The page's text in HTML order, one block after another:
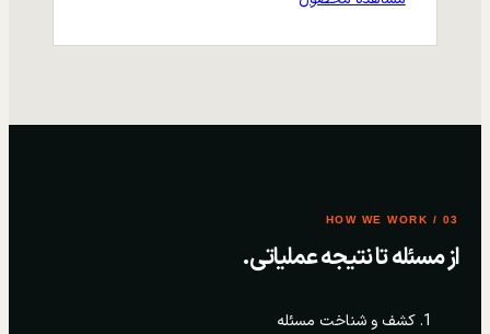
03 / HOW WE WORK
از مسئله تا نتیجه عملیاتی.
کشف و شناخت مسئله